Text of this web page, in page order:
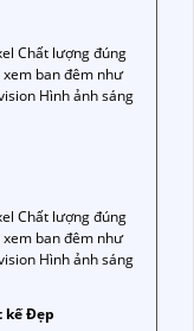
Chất lượng đúng
ban đêm như
Hình ảnh sáng
Chất lượng đúng
ban đêm như
Hình ảnh sáng
kế Đẹp